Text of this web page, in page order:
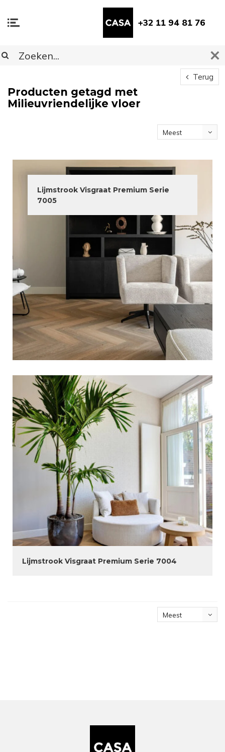
+32 11 94 81 76
Terug
Producten getagd met
Milieuvriendelijke vloer
Meest
Lijmstrook Visgraat Premium Serie
7005
Lijmstrook Visgraat Premium Serie 7004
Meest